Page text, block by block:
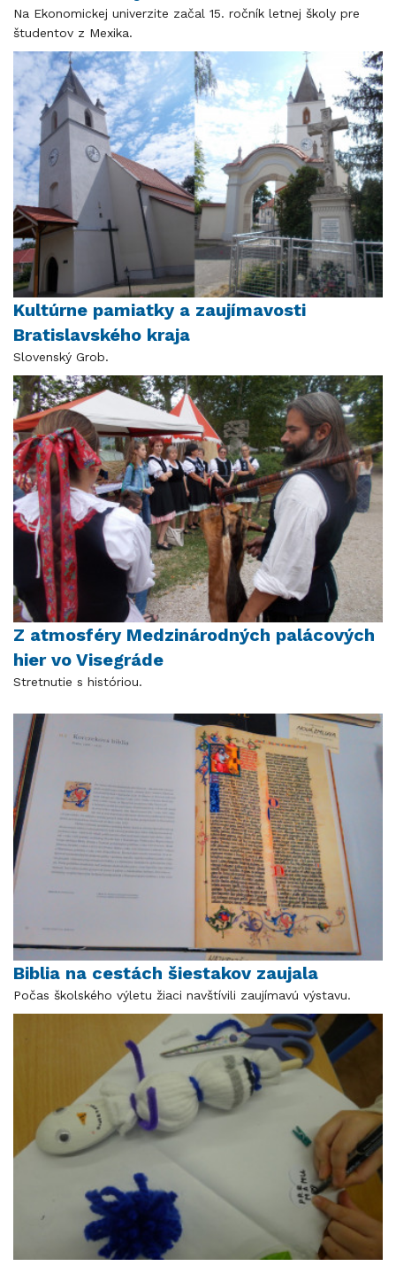
Na Ekonomickej univerzite začal 15. ročník letnej školy pre
študentov z Mexika.
Kultúrne pamiatky a zaujímavosti
Bratislavského kraja
Slovenský Grob.
Z atmosféry Medzinárodných palácových
hier vo Visegráde
Stretnutie s históriou.
Biblia na cestách šiestakov zaujala
Počas školského výletu žiaci navštívili zaujímavú výstavu.